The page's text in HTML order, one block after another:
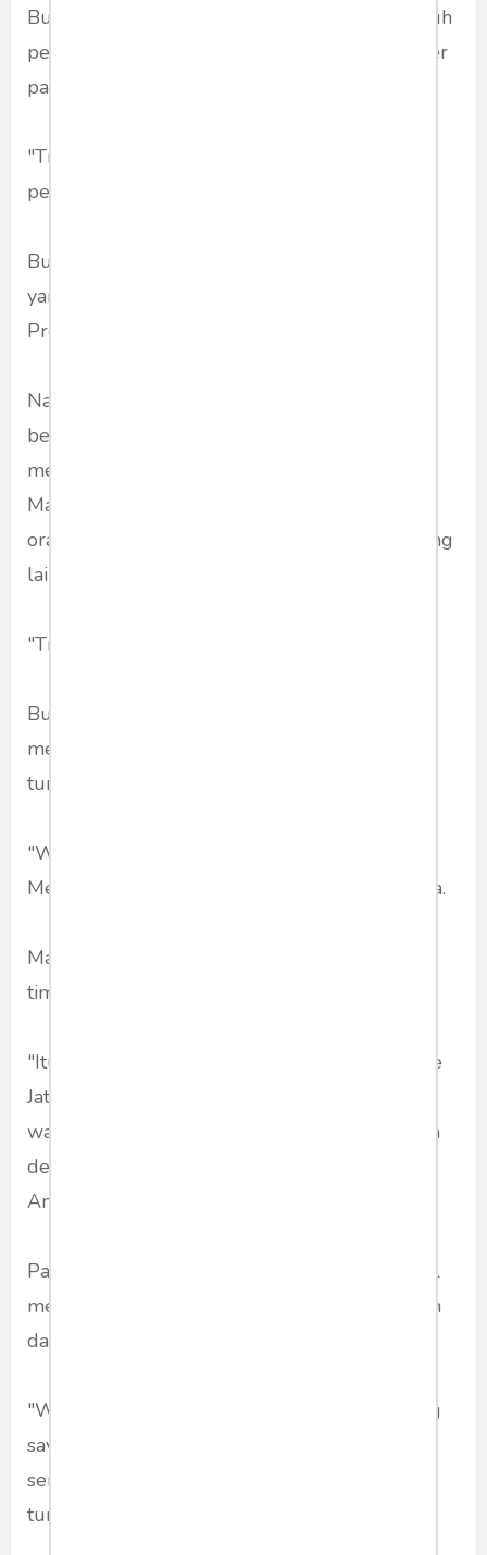
Bu Mega. Tidak maunya tiga kali. Dengan penuh
perasaan. Yang diikuti pula oleh perasaan kader
partai yang hadir.
"Tidak mau. Tidak mau. Tidak mau," teriak
peserta kongres serentak.
Bu Mega pun memasuki soal susunan kabinet
yang akan datang. Sambil menyebut nama
Presiden Jokowi.
Nanti, kata Bu Mega, tidak bisa lagi Pak Jokowi
beralasan. Misalnya, PDI-Perjuangan sudah
mendapat banyak posisi --seperti Ketua DPR.
Maka jumlah menteri PDI-Perjuangan empat
orang saja. Itu pun sudah lebih banyak dari yang
lain. Yang hanya mendapat dua menteri.
"Tidak mau," ujar Bu Mega.
Bu Mega mengungkapkan betapa beratnya
memenangkan pemilu di Jateng. Sampai harus
turun sendiri ke lapangan.
"Waktu itu kami sudah begini-begini," kata Bu
Mega sambil menggerakkan jari-jari tangannya.
Maksudnya, sudah khawatir kalah. Begitu juga
timnya Pak Jokowi.
"Itu gara-gara Mas Bowo mau pindah posko ke
Jateng," ujar Bu Mega. Sambil mengarahkan
wajah ke Pak Prabowo. Yang duduk di deretan
depan. Di sebelah Wapres terpilih KH Ma'ruf
Amin.
Pak Prabowo tampak senyum-senyum. Sambil
menangkupkan kedua telapak tangan di depan
dadanya.
"Wong sudah tahu Jateng itu kandang banteng
saya. Kok mau diganggu," katanya sambil
senyum. Hadirin pun tertawa. "Terpaksa saya
turun sendiri," tambahnya.